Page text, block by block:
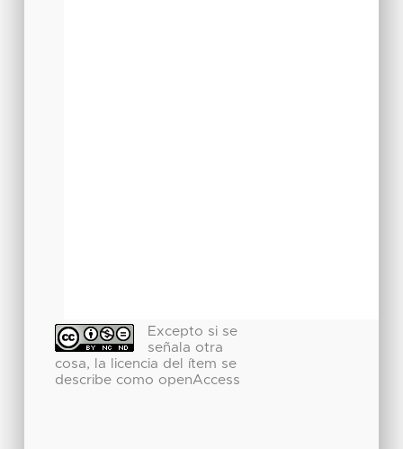
Excepto si se
señala otra
cosa, la licencia del ítem se
describe como openAccess